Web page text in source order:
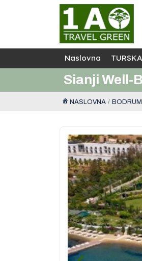
Naslovna TURSKA
Sianji Well-
NASLOVNA BODRUM